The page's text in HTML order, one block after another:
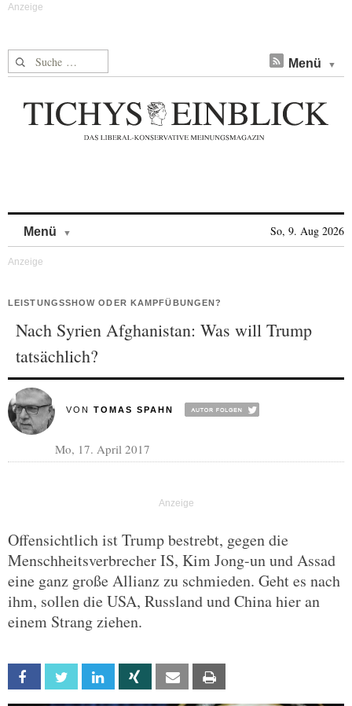
Suche nach: Menü
Menü So, 9. Aug 2026
LEISTUNGSSHOW ODER KAMPFÜBUNGEN?
Nach Syrien Afghanistan: Was will Trump
tatsächlich?
VON TOMAS SPAHN
Mo, 17. April 2017
Offensichtlich ist Trump bestrebt, gegen die
Menschheitsverbrecher IS, Kim Jong-un und Assad
eine ganz große Allianz zu schmieden. Geht es nach
ihm, sollen die USA, Russland und China hier an
einem Strang ziehen.
Facebook Twitter Linkedin Xing Email